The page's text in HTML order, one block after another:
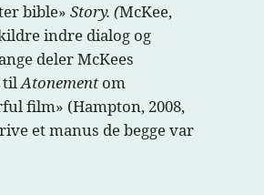
bible» Story. (McKee,
indre dialog og
deler McKees
tilAtonementom
film» (Hampton, 2008,
et manus de begge var